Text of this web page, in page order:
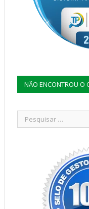
NÃO ENCONTROU O